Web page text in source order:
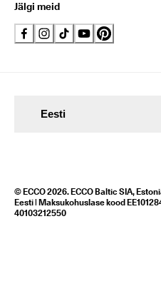
Jälgi meid
© ECCO 2026. ECCO Baltic SIA,
Eesti | Maksukohuslase kood
40103212550
Eesti